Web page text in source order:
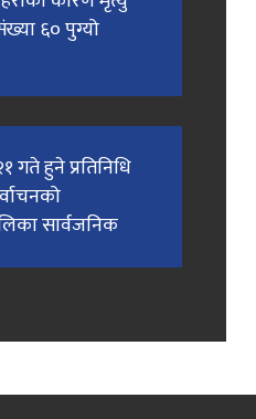
६० पुग्यो
गते हुने प्रतिनिधि
सार्वजनिक